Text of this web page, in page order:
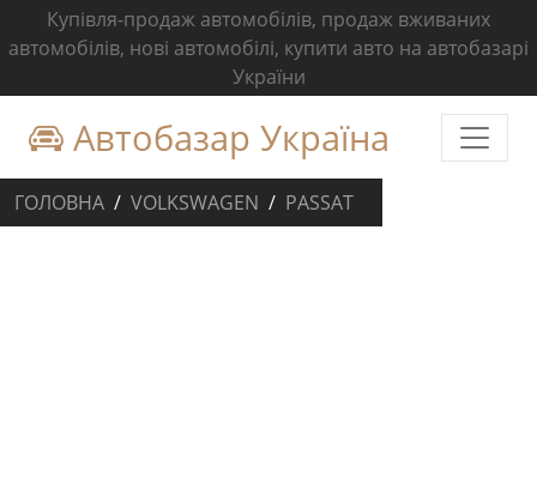
Купівля-продаж автомобілів, продаж вживаних
автомобілів, нові автомобілі, купити авто на автобазарі
України
Автобазар Україна
ГОЛОВНА VOLKSWAGEN PASSAT